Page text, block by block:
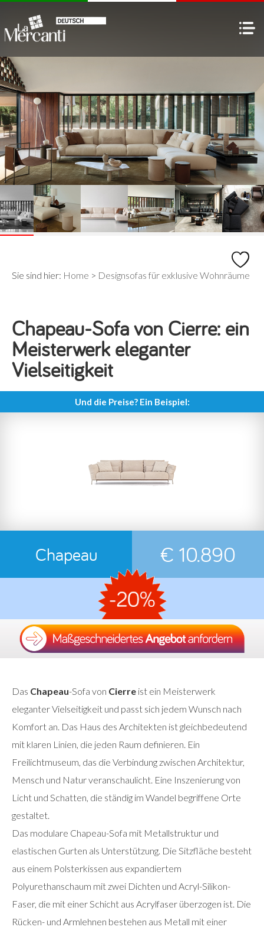
Sie sind hier: Home > Designsofas für exklusive Wohnräume
Chapeau-Sofa von Cierre: ein
Meisterwerk eleganter
Vielseitigkeit
Und die Preise? Ein Beispiel:
Chapeau € 10.890
Das Chapeau-Sofa von Cierre ist ein Meisterwerk
eleganter Vielseitigkeit und passt sich jedem Wunsch nach
Komfort an. Das Haus des Architekten ist gleichbedeutend
mit klaren Linien, die jeden Raum definieren. Ein
Freilichtmuseum, das die Verbindung zwischen Architektur,
Mensch und Natur veranschaulicht. Eine Inszenierung von
Licht und Schatten, die ständig im Wandel begriffene Orte
gestaltet.
Das modulare Chapeau-Sofa mit Metallstruktur und
elastischen Gurten als Unterstützung. Die Sitzfläche besteht
aus einem Polsterkissen aus expandiertem
Polyurethanschaum mit zwei Dichten und Acryl-Silikon-
Faser, die mit einer Schicht aus Acrylfaser überzogen ist. Die
Rücken- und Armlehnen bestehen aus Metall mit einer